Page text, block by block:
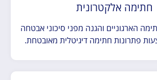
חתימה אלקטרונית
הארגוניים והגנה מפני סיכוני אבטחה
פתרונות חתימה דיגיטלית מאובטחת.